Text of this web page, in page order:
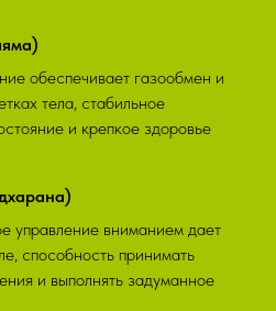
обеспечивает газообмен и
тела, стабильное
и крепкое здоровье
управление вниманием дает
способность принимать
и выполнять задуманное